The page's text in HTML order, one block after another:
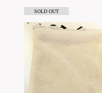
SOLD OUT